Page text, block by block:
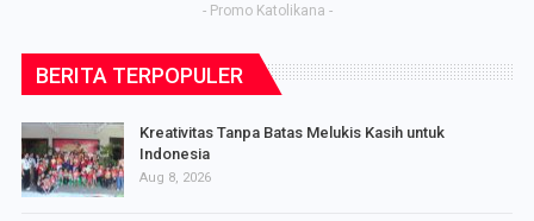
- Promo Katolikana -
BERITA TERPOPULER
Kreativitas Tanpa Batas Melukis Kasih untuk
Indonesia
Aug 8, 2026